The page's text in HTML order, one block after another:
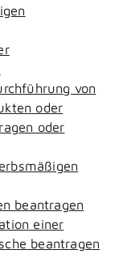
von
oder
oder
beantragen
einer
beantragen